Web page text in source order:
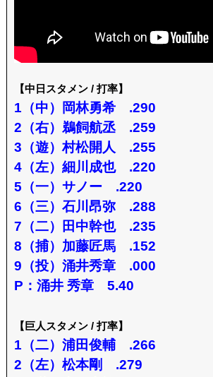
【中日スタメン / 打率】
1（中）岡林勇希 .290
2（右）鵜飼航丞 .259
3（遊）村松開人 .255
4（左）細川成也 .220
5（一）サノー .220
6（三）石川昂弥 .288
7（二）田中幹也 .235
8（捕）加藤匠馬 .152
9（投）涌井秀章 .000
P：涌井 秀章 5.40
【巨人スタメン / 打率】
1（二）浦田俊輔 .266
2（左）松本剛 .279